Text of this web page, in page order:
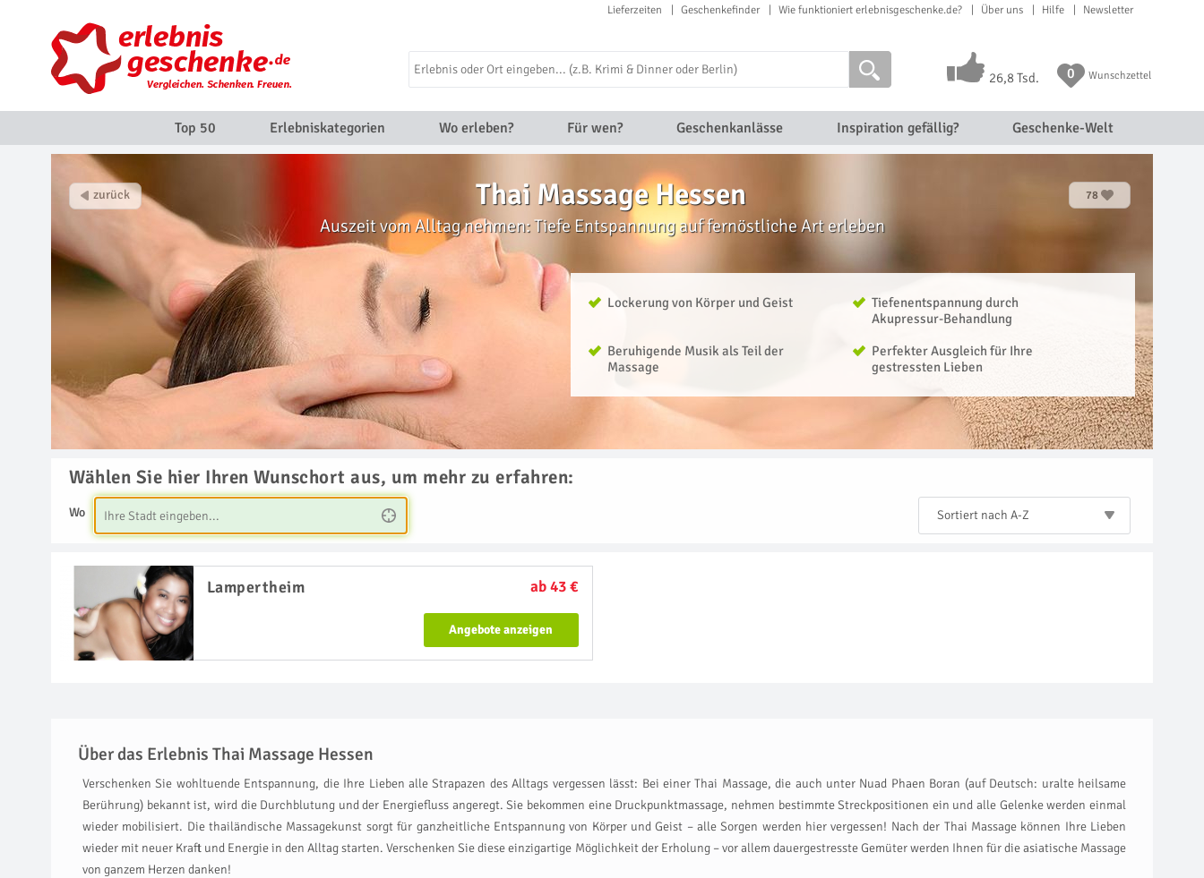
Lieferzeiten Geschenkefinder Wie funktioniert erlebnisgeschenke.de? Über uns Hilfe Newsletter
26,8 Tsd. 0 Wunschzettel
Top 50 Erlebniskategorien Wo erleben? Für wen? Geschenkanlässe Inspiration gefällig? Geschenke-Welt
Thai Massage Hessen 78
Auszeit vom Alltag nehmen: Tiefe Entspannung auf fernöstliche Art erleben
Lockerung von Körper und Geist
Tiefenentspannung durch
Akupressur-Behandlung
Beruhigende Musik als Teil der
Massage
Perfekter Ausgleich für Ihre
gestressten Lieben
Wählen Sie hier Ihren Wunschort aus, um mehr zu erfahren:
Wo Sortiert nach A-Z
Lampertheim ab 43 €
Angebote anzeigen
Über das Erlebnis Thai Massage Hessen
Verschenken Sie wohltuende Entspannung, die Ihre Lieben alle Strapazen des Alltags vergessen lässt: Bei einer Thai Massage, die auch unter Nuad Phaen Boran (auf Deutsch: uralte heilsame
Berührung) bekannt ist, wird die Durchblutung und der Energiefluss angeregt. Sie bekommen eine Druckpunktmassage, nehmen bestimmte Streckpositionen ein und alle Gelenke werden einmal
wieder mobilisiert. Die thailändische Massagekunst sorgt für ganzheitliche Entspannung von Körper und Geist – alle Sorgen werden hier vergessen! Nach der Thai Massage können Ihre Lieben
wieder mit neuer Kraft und Energie in den Alltag starten. Verschenken Sie diese einzigartige Möglichkeit der Erholung – vor allem dauergestresste Gemüter werden Ihnen für die asiatische Massage
von ganzem Herzen danken!